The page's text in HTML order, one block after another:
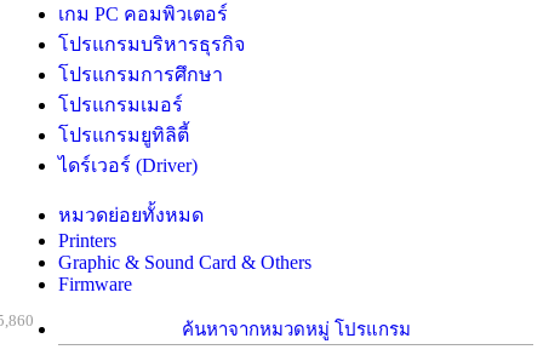
เกม PC คอมพิวเตอร์
โปรแกรมบริหารธุรกิจ
โปรแกรมการศึกษา
โปรแกรมเมอร์
โปรแกรมยูทิลิตี้
ไดร์เวอร์ (Driver)
หมวดย่อยทั้งหมด
Printers
Graphic & Sound Card & Others
Firmware
ค้นหาจากหมวดหมู่ โปรแกรม